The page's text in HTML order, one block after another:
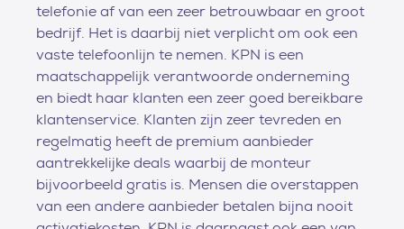
telefonie af van een zeer betrouwbaar en groot
bedrijf. Het is daarbij niet verplicht om ook een
vaste telefoonlijn te nemen. KPN is een
maatschappelijk verantwoorde onderneming
en biedt haar klanten een zeer goed bereikbare
klantenservice. Klanten zijn zeer tevreden en
regelmatig heeft de premium aanbieder
aantrekkelijke deals waarbij de monteur
bijvoorbeeld gratis is. Mensen die overstappen
van een andere aanbieder betalen bijna nooit